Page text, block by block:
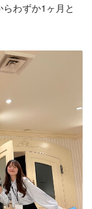
わずか1ヶ月と